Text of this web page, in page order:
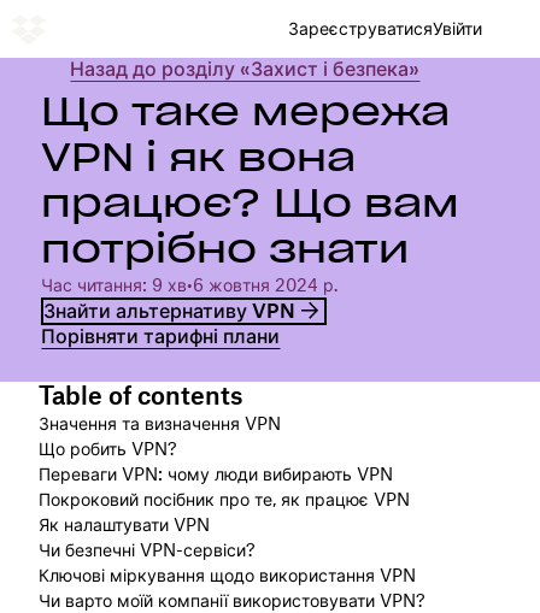
ЗареєструватисяУвійти
Назад до розділу «Захист і безпека»
Що таке мережа
VPN і як вона
працює? Що вам
потрібно знати
Час читання: 9 хв•6 жовтня 2024 р.
Знайти альтернативу VPN
Порівняти тарифні плани
Table of contents
Значення та визначення VPN
Що робить VPN?
Переваги VPN: чому люди вибирають VPN
Покроковий посібник про те, як працює VPN
Як налаштувати VPN
Чи безпечні VPN-сервіси?
Ключові міркування щодо використання VPN
Чи варто моїй компанії використовувати VPN?